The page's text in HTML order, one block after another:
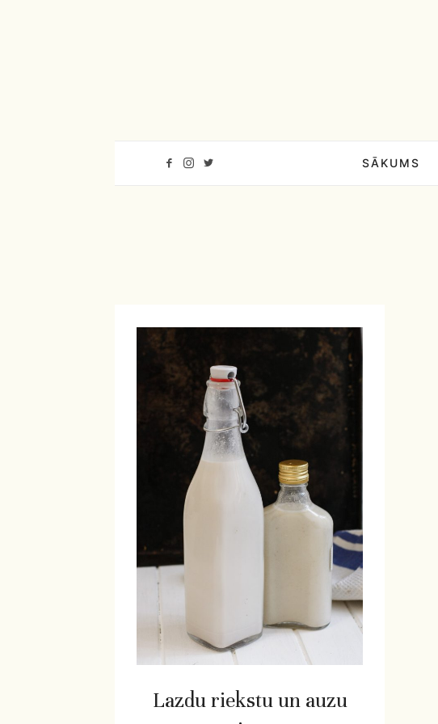
SĀKUMS
Lazdu riekstu un auzu